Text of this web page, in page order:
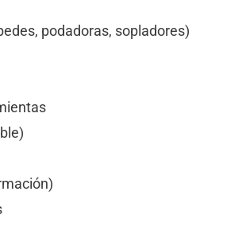
podadoras, sopladores)